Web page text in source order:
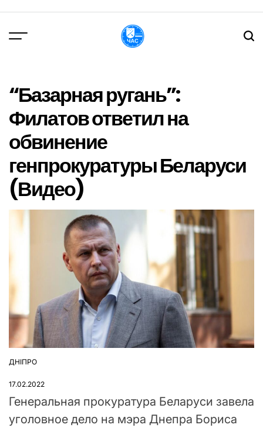
вмісту
“Базарная ругань”:
Филатов ответил на
обвинение
генпрокуратуры Беларуси
(Видео)
ОПУБЛІКУВАТИ
ДНІПРО
17.02.2022
Генеральная прокуратура Беларуси завела
уголовное дело на мэра Днепра Бориса